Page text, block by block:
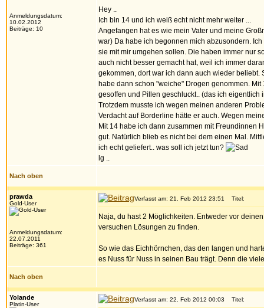
Anmeldungsdatum:
10.02.2012
Beiträge: 10
Hey ..
Ich bin 14 und ich weiß echt nicht mehr weiter ...
Angefangen hat es wie mein Vater und meine
war) Da habe ich begonnen mich abzusondern.
sie mit mir umgehen sollen. Die haben immer nur
auch nicht besser gemacht hat, weil ich immer
gekommen, dort war ich dann auch wieder
habe dann schon "weiche" Drogen genommen.
gesoffen und Pillen geschluckt.. (das ich eigentlich
Trotzdem musste ich wegen meinen anderen
Verdacht auf Borderline hätte er auch. Wegen
Mit 14 habe ich dann zusammen mit Freundinnen
gut. Natürlich blieb es nicht bei dem einen Mal.
ich echt geliefert.. was soll ich jetzt tun?
lg ..
Nach oben
prawda
Gold-User
Anmeldungsdatum:
22.07.2011
Beiträge: 361
Verfasst am: 21. Feb 2012 23:51 Titel:
Naja, du hast 2 Möglichkeiten. Entweder vor
versuchen Lösungen zu finden.
So wie das Eichhörnchen, das den langen und
es Nuss für Nuss in seinen Bau trägt. Denn die
Nach oben
Yolande
Platin-User
Verfasst am: 22. Feb 2012 00:03 Titel: